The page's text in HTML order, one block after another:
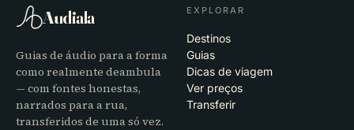
Audiala
Guias de áudio para a forma
como realmente deambula
— com fontes honestas,
narrados para a rua,
transferidos de uma só vez.
EXPLORAR
Destinos
Guias
Dicas de viagem
Ver preços
Transferir